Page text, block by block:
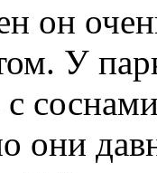
он
У
с
они